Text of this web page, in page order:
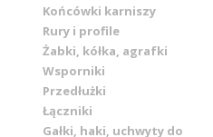
Końcówki karniszy
Rury i profile
Żabki, kółka, agrafki
Wsporniki
Przedłużki
Łączniki
Gałki, haki, uchwyty do